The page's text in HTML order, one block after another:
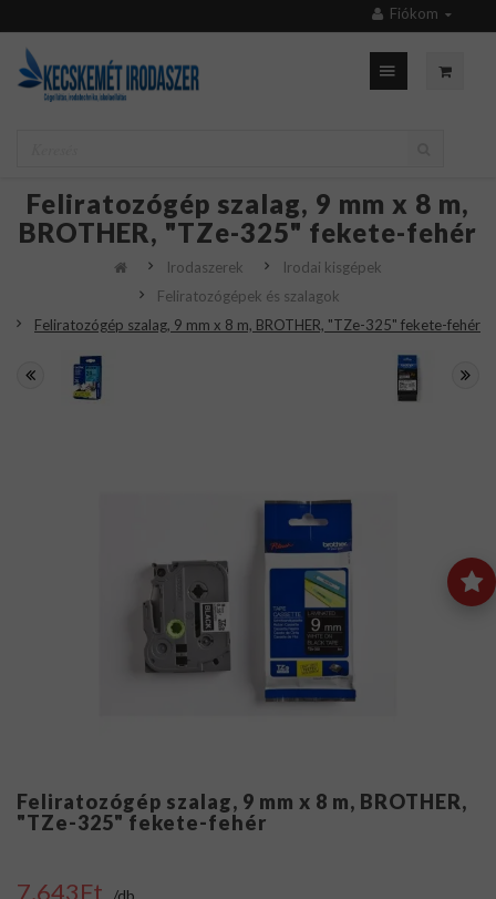
Fiókom
Feliratozógép szalag, 9 mm x 8 m,
BROTHER, "TZe-325" fekete-fehér
Irodaszerek
Irodai kisgépek
Feliratozógépek és szalagok
Feliratozógép szalag, 9 mm x 8 m, BROTHER, "TZe-325" fekete-fehér
Feliratozógép szalag, 9 mm x 8 m, BROTHER,
"TZe-325" fekete-fehér
7,643Ft